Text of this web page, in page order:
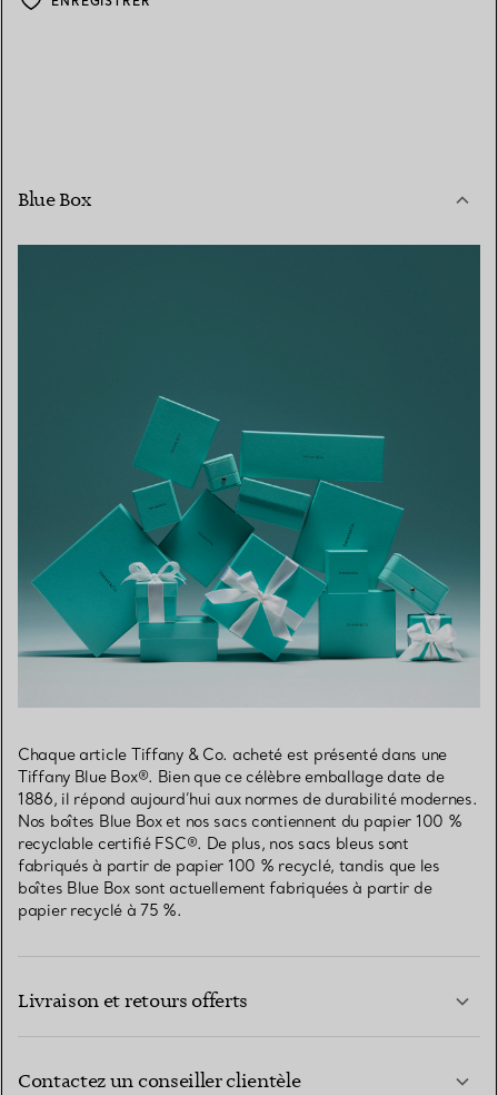
Blue Box
Chaque article Tiffany & Co. acheté est présenté dans une
Tiffany Blue Box®. Bien que ce célèbre emballage date de
1886, il répond aujourd’hui aux normes de durabilité modernes.
Nos boîtes Blue Box et nos sacs contiennent du papier 100 %
recyclable certifié FSC®. De plus, nos sacs bleus sont
fabriqués à partir de papier 100 % recyclé, tandis que les
boîtes Blue Box sont actuellement fabriquées à partir de
papier recyclé à 75 %.
Livraison et retours offerts
Contactez un conseiller clientèle